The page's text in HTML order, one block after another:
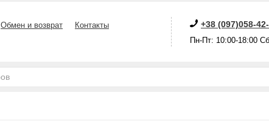
Обмен и возврат
Контакты
+38 (097)058-
Пн-Пт: 10:00-18:00